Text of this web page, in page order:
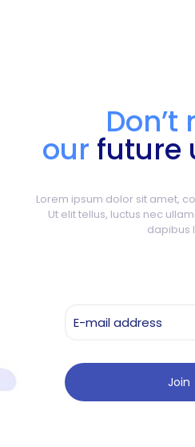
Don’t
our future
Lorem ipsum dolor sit amet,
Ut elit tellus, luctus nec
dapibus